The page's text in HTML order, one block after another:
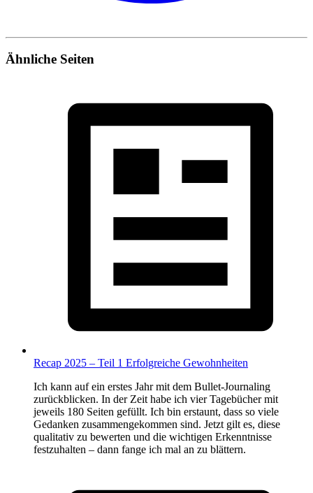
Ähnliche Seiten
Recap 2025 – Teil 1 Erfolgreiche Gewohnheiten
Ich kann auf ein erstes Jahr mit dem Bullet-Journaling
zurückblicken. In der Zeit habe ich vier Tagebücher mit
jeweils 180 Seiten gefüllt. Ich bin erstaunt, dass so viele
Gedanken zusammengekommen sind. Jetzt gilt es, diese
qualitativ zu bewerten und die wichtigen Erkenntnisse
festzuhalten – dann fange ich mal an zu blättern.